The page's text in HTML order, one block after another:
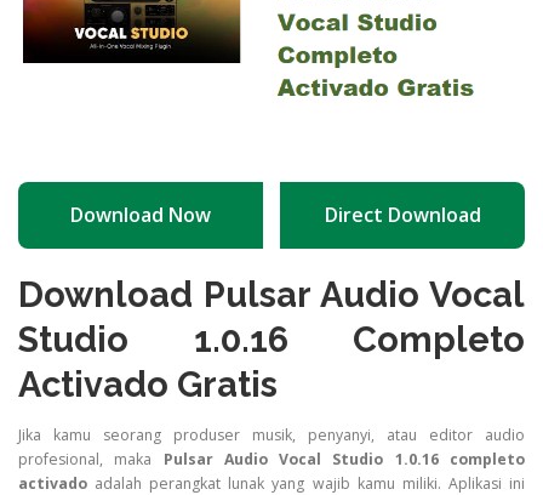
Download Now Direct Download
Download Pulsar Audio Vocal
Studio 1.0.16 Completo
Activado Gratis
Jika kamu seorang produser musik, penyanyi, atau editor audio
profesional, maka Pulsar Audio Vocal Studio 1.0.16 completo
activado adalah perangkat lunak yang wajib kamu miliki. Aplikasi ini